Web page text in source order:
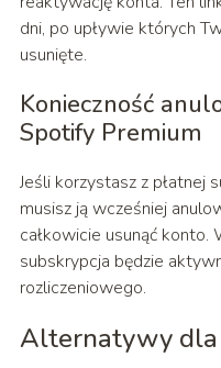
dni, po upływie których
usunięte.
Konieczność
Spotify Premium
Jeśli korzystasz z płatnej
musisz ją wcześniej
całkowicie usunąć konto.
subskrypcja będzie
rozliczeniowego.
Alternatywy